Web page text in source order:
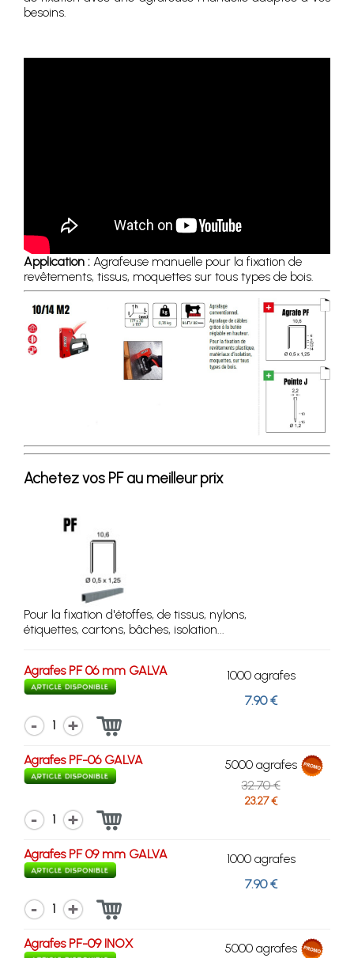
besoins.
Application : Agrafeuse manuelle pour la fixation de
revêtements, tissus, moquettes sur tous types de bois.
Achetez vos PF au meilleur prix
Pour la fixation d'étoffes, de tissus, nylons,
étiquettes, cartons, bâches, isolation...
Agrafes PF 06 mm GALVA
1000 agrafes
7.90 €
1
Agrafes PF-06 GALVA
5000 agrafes
32.70 €
23.27 €
1
Agrafes PF 09 mm GALVA
1000 agrafes
7.90 €
1
Agrafes PF-09 INOX
5000 agrafes